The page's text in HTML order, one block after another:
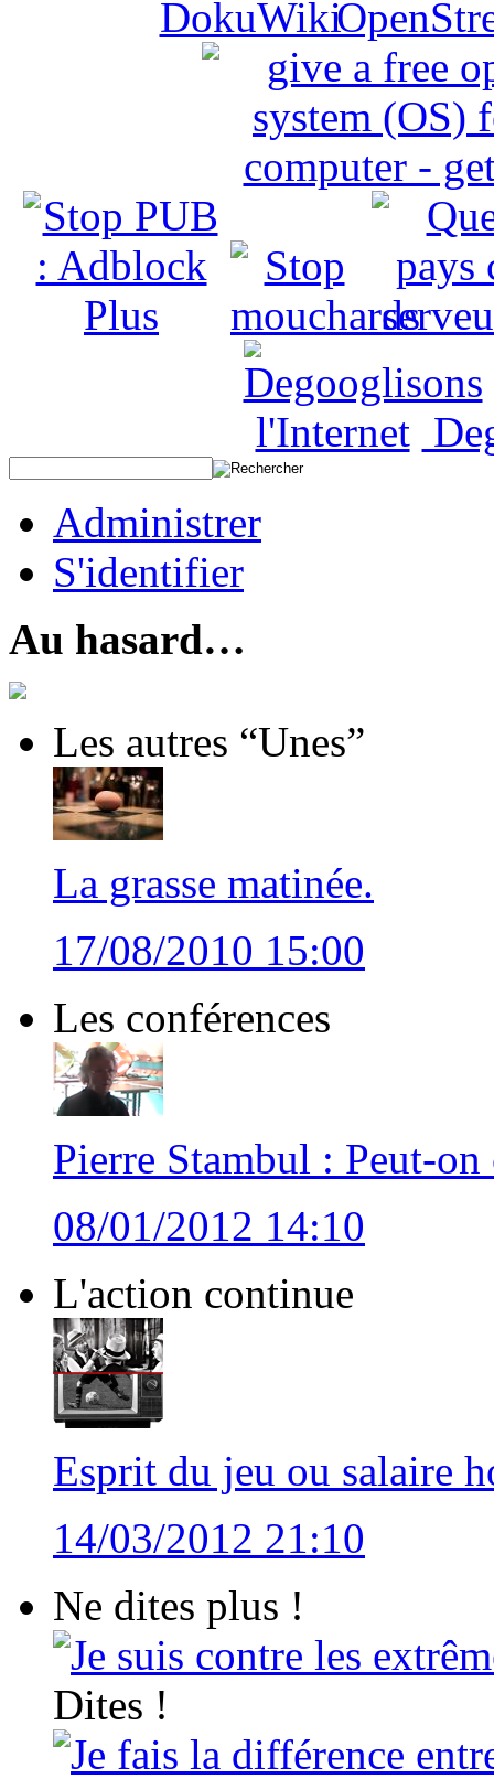
Administrer
S'identifier
Au hasard…
Les autres “Unes”
La grasse matinée.
17/08/2010 15:00
Les conférences
Pierre Stambul : Peut-
08/01/2012 14:10
L'action continue
Esprit du jeu ou salaire
14/03/2012 21:10
Ne dites plus !
Je suis contre les
Dites !
Je fais la différence